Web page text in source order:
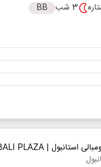
3 شب BB
استانبول | CUMBALI PLAZA